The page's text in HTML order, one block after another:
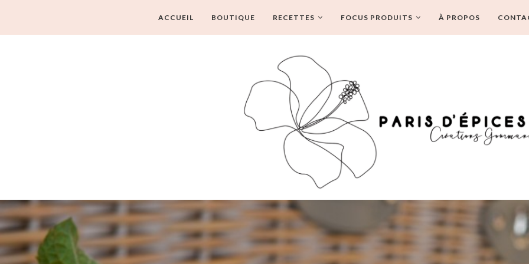
ACCUEIL BOUTIQUE RECETTES FOCUS PRODUITS À PROPOS